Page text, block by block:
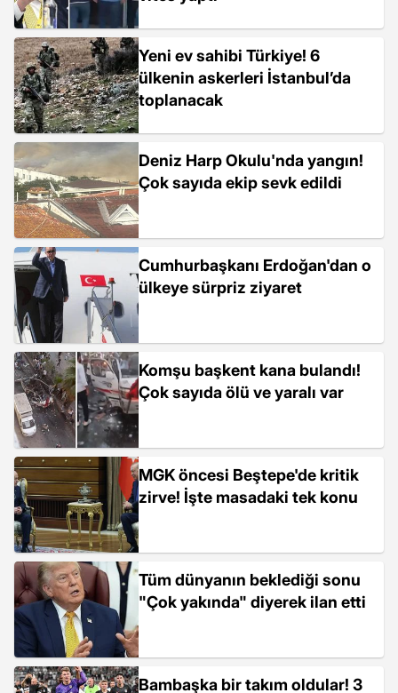
Yeni ev sahibi Türkiye! 6
ülkenin askerleri İstanbul’da
toplanacak
Deniz Harp Okulu'nda yangın!
Çok sayıda ekip sevk edildi
Cumhurbaşkanı Erdoğan'dan o
ülkeye sürpriz ziyaret
Komşu başkent kana bulandı!
Çok sayıda ölü ve yaralı var
MGK öncesi Beştepe'de kritik
zirve! İşte masadaki tek konu
Tüm dünyanın beklediği sonu
"Çok yakında" diyerek ilan etti
Bambaşka bir takım oldular! 3